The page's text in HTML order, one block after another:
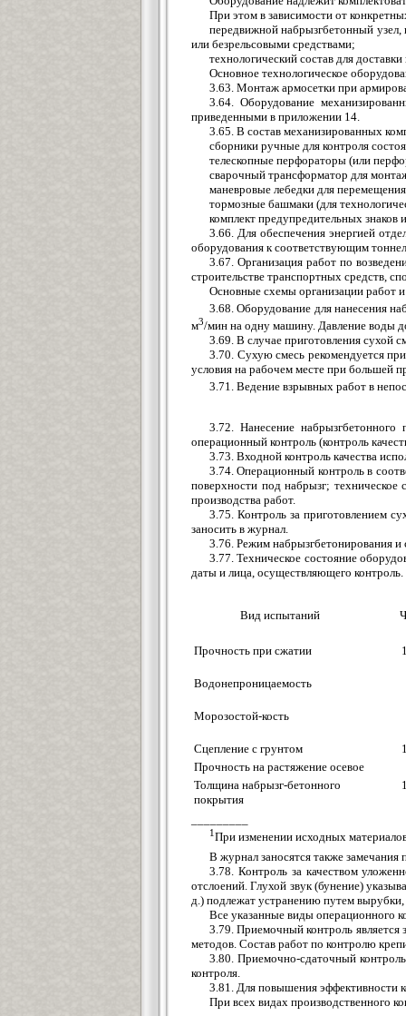
При этом в зависимости от
передвижной набрызгбетонный
или безрельсовыми средствами;
технологический состав для
Основное технологическое
3.63. Монтаж армосетки при
3.64. Оборудование
приведенными в приложении 14.
3.65. В состав механизированных
сборники ручные для контроля
телескопные перфораторы (или
сварочный трансформатор для
маневровые лебедки для
тормозные башмаки (для
комплект предупредительных знаков
3.66. Для обеспечения энергией
оборудования к соответствующим
3.67. Организация работ по
строительстве транспортных средств,
Основные схемы организации работ
3.68. Оборудование для нанесения
м3/мин на одну машину. Давление воды
3.69. В случае приготовления сухой
3.70. Сухую смесь рекомендуется
условия на рабочем месте при большей
3.71. Ведение взрывных работ в
3.72. Нанесение
операционный контроль (контроль
3.73. Входной контроль качества
3.74. Операционный контроль в
поверхности под набрызг;
производства работ.
3.75. Контроль за приготовлением
заносить в журнал.
3.76. Режим набрызгбетонирования и
3.77. Техническое состояние
даты и лица, осуществляющего контроль.
Вид испытаний
Прочность при сжатии
Водонепроницаемость
Морозостой-кость
Сцепление с грунтом
Прочность на растяжение осевое
Толщина набрызг-бетонного
покрытия
1При изменении исходных
В журнал заносятся также
3.78. Контроль за качеством
отслоений. Глухой звук (бунение)
д.) подлежат устранению путем
Все указанные виды операционного
3.79. Приемочный контроль является
методов. Состав работ по контролю
3.80. Приемочно-сдаточный
контроля.
3.81. Для повышения эффективности
При всех видах производственного